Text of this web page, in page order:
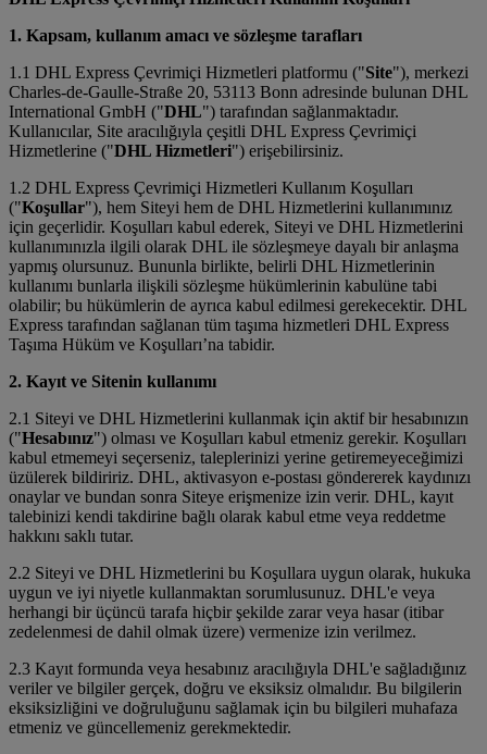
1. Kapsam, kullanım amacı ve sözleşme tarafları
1.1 DHL Express Çevrimiçi Hizmetleri platformu ("Site"), merkezi
Charles-de-Gaulle-Straße 20, 53113 Bonn adresinde bulunan DHL
International GmbH ("DHL") tarafından sağlanmaktadır.
Kullanıcılar, Site aracılığıyla çeşitli DHL Express Çevrimiçi
Hizmetlerine ("DHL Hizmetleri") erişebilirsiniz.
1.2 DHL Express Çevrimiçi Hizmetleri Kullanım Koşulları
("Koşullar"), hem Siteyi hem de DHL Hizmetlerini kullanımınız
için geçerlidir. Koşulları kabul ederek, Siteyi ve DHL Hizmetlerini
kullanımınızla ilgili olarak DHL ile sözleşmeye dayalı bir anlaşma
yapmış olursunuz. Bununla birlikte, belirli DHL Hizmetlerinin
kullanımı bunlarla ilişkili sözleşme hükümlerinin kabulüne tabi
olabilir; bu hükümlerin de ayrıca kabul edilmesi gerekecektir. DHL
Express tarafından sağlanan tüm taşıma hizmetleri DHL Express
Taşıma Hüküm ve Koşulları’na tabidir.
2. Kayıt ve Sitenin kullanımı
2.1 Siteyi ve DHL Hizmetlerini kullanmak için aktif bir hesabınızın
("Hesabınız") olması ve Koşulları kabul etmeniz gerekir. Koşulları
kabul etmemeyi seçerseniz, taleplerinizi yerine getiremeyeceğimizi
üzülerek bildiririz. DHL, aktivasyon e-postası göndererek kaydınızı
onaylar ve bundan sonra Siteye erişmenize izin verir. DHL, kayıt
talebinizi kendi takdirine bağlı olarak kabul etme veya reddetme
hakkını saklı tutar.
2.2 Siteyi ve DHL Hizmetlerini bu Koşullara uygun olarak, hukuka
uygun ve iyi niyetle kullanmaktan sorumlusunuz. DHL'e veya
herhangi bir üçüncü tarafa hiçbir şekilde zarar veya hasar (itibar
zedelenmesi de dahil olmak üzere) vermenize izin verilmez.
2.3 Kayıt formunda veya hesabınız aracılığıyla DHL'e sağladığınız
veriler ve bilgiler gerçek, doğru ve eksiksiz olmalıdır. Bu bilgilerin
eksiksizliğini ve doğruluğunu sağlamak için bu bilgileri muhafaza
etmeniz ve güncellemeniz gerekmektedir.